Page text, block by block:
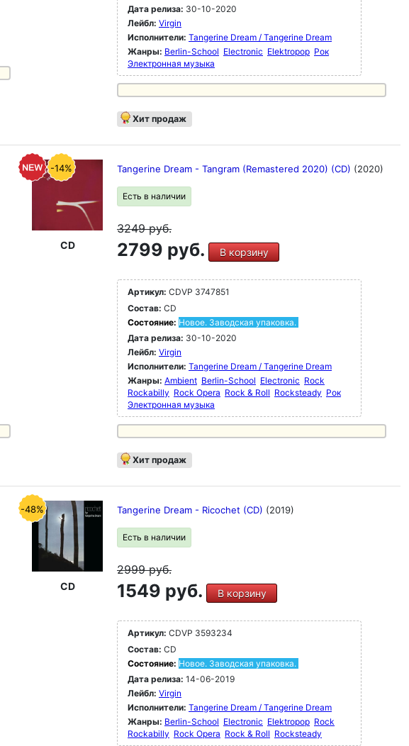
Дата релиза: 30-10-2020
Лейбл: Virgin
Исполнители: Tangerine Dream / Tangerine Dream
Жанры: Berlin-School Electronic Elektropop Рок
Электронная музыка
Хит продаж
-14%
CD
Tangerine Dream - Tangram (Remastered 2020) (CD) (2020)
Есть в наличии
3249руб.
2799 руб. В корзину
Артикул: CDVP 3747851
Состав: CD
Состояние: Новое. Заводская упаковка.
Дата релиза: 30-10-2020
Лейбл: Virgin
Исполнители: Tangerine Dream / Tangerine Dream
Жанры: Ambient Berlin-School Electronic Rock
Rockabilly Rock Opera Rock & Roll Rocksteady Рок
Электронная музыка
Хит продаж
-48%
CD
Tangerine Dream - Ricochet (CD) (2019)
Есть в наличии
2999руб.
1549 руб. В корзину
Артикул: CDVP 3593234
Состав: CD
Состояние: Новое. Заводская упаковка.
Дата релиза: 14-06-2019
Лейбл: Virgin
Исполнители: Tangerine Dream / Tangerine Dream
Жанры: Berlin-School Electronic Elektropop Rock
Rockabilly Rock Opera Rock & Roll Rocksteady